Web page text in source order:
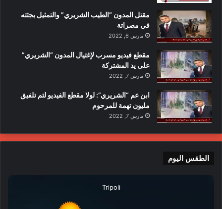
مقتل المدون “الطيب الشريري” والتمثيل بجثته
في مصراتة
مارس 6, 2022
مقطع فيديو مسرب لإغتيال المدون “الشريري”
على يد المشتركة
مارس 7, 2022
ابن عم “الشريري”: لولا مقطع الفيديو لتم تلفيق
مليون تهمة للمرحوم
مارس 7, 2022
الطقس اليوم
Tripoli